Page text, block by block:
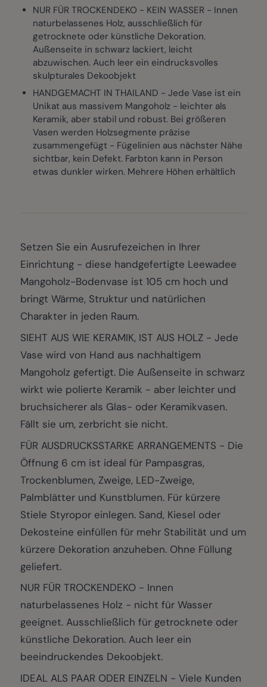
NUR FÜR TROCKENDEKO - KEIN WASSER - Innen
naturbelassenes Holz, ausschließlich für
getrocknete oder künstliche Dekoration.
Außenseite in schwarz lackiert, leicht
abzuwischen. Auch leer ein eindrucksvolles
skulpturales Dekoobjekt
HANDGEMACHT IN THAILAND - Jede Vase ist ein
Unikat aus massivem Mangoholz - leichter als
Keramik, aber stabil und robust. Bei größeren
Vasen werden Holzsegmente präzise
zusammengefügt - Fügelinien aus nächster Nähe
sichtbar, kein Defekt. Farbton kann in Person
etwas dunkler wirken. Mehrere Höhen erhältlich
Setzen Sie ein Ausrufezeichen in Ihrer
Einrichtung - diese handgefertigte Leewadee
Mangoholz-Bodenvase ist 105 cm hoch und
bringt Wärme, Struktur und natürlichen
Charakter in jeden Raum.
SIEHT AUS WIE KERAMIK, IST AUS HOLZ - Jede
Vase wird von Hand aus nachhaltigem
Mangoholz gefertigt. Die Außenseite in schwarz
wirkt wie polierte Keramik - aber leichter und
bruchsicherer als Glas- oder Keramikvasen.
Fällt sie um, zerbricht sie nicht.
FÜR AUSDRUCKSSTARKE ARRANGEMENTS - Die
Öffnung 6 cm ist ideal für Pampasgras,
Trockenblumen, Zweige, LED-Zweige,
Palmblätter und Kunstblumen. Für kürzere
Stiele Styropor einlegen. Sand, Kiesel oder
Dekosteine einfüllen für mehr Stabilität und um
kürzere Dekoration anzuheben. Ohne Füllung
geliefert.
NUR FÜR TROCKENDEKO - Innen
naturbelassenes Holz - nicht für Wasser
geeignet. Ausschließlich für getrocknete oder
künstliche Dekoration. Auch leer ein
beeindruckendes Dekoobjekt.
IDEAL ALS PAAR ODER EINZELN - Viele Kunden